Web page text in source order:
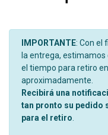
IMPORTANTE: Con el
la entrega,
el tiempo para retiro
aproximadamente.
Recibirá una
tan pronto su pedido
para el retiro